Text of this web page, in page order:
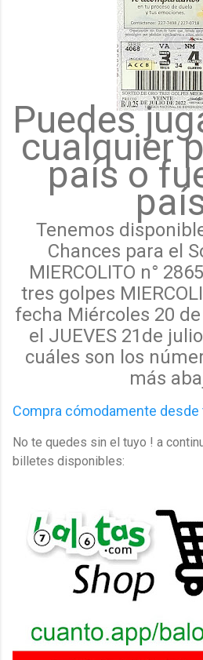
Puedes
cualquier
país o
Tenemos
Chances para el
MIERCOLITO n°
tres golpes
fecha Miércoles 20
el JUEVES 21de
cuáles son los
más
Compra cómodamente desde
No te quedes sin el tuyo ! a
billetes disponibles: